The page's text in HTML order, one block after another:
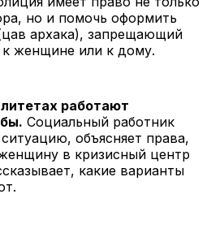
но и помочь оформить
архака), запрещающий
женщине или к дому.
работают
Социальный работник
объясняет права,
в кризисный центр
какие варианты